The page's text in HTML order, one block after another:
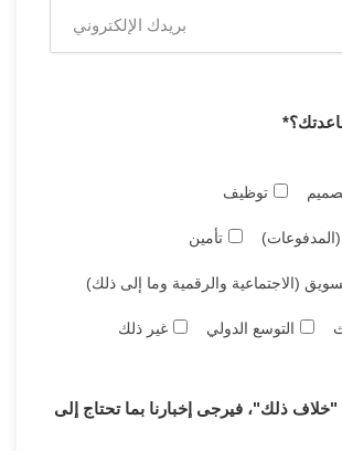
توظيف
(المدفوعات) تأمين
(الاجتماعية والرقمية وما إلى ذلك)
التوسع الدولي غير ذلك
"خلاف ذلك"، فيرجى إخبارنا بما تحتاج إلى